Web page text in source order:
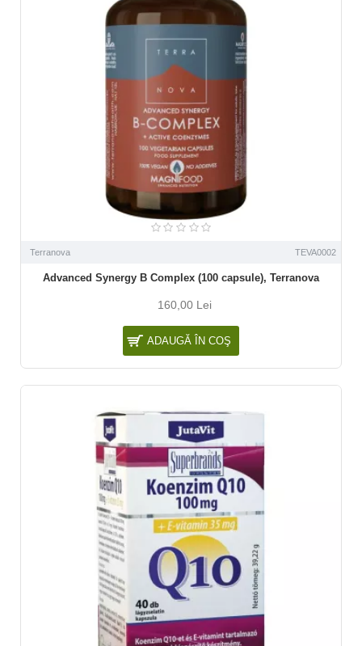
Terranova TEVA0002
Advanced Synergy B Complex (100 capsule), Terranova
160,00 Lei
ADAUGĂ ÎN COŞ